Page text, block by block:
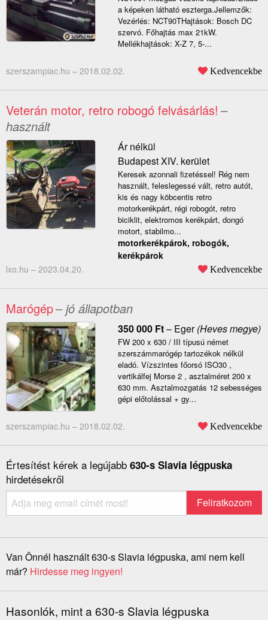
a képeken látható eszterga.Jellemzők:
Vezérlés: NCT90THajtások: Bosch DC
szervó. Főhajtás max 21kW.
Mellékhajtások: X-Z 7, 5-...
szerszampiac.hu – 2018.02.02. Kedvencekbe
Veterán motor, retro robogó felvásárlás! –
használt
Ár nélkül
Budapest XIV. kerület
Keresek azonnali fizetéssel! Rég nem
használt, feleslegessé vált, retro autót,
kis és nagy köbcentis retro
motorkerékpárt, régi robogót, retro
biciklit, elektromos kerékpárt, dongó
motort, stabilmo...
motorkerékpárok, robogók,
kerékpárok
lxo.hu – 2023.04.20. Kedvencekbe
Marógép– jó állapotban
350 000 Ft– Eger(Heves megye)
FW 200 x 630 / III típusú német
szerszámmarógép tartozékok nélkül
eladó. Vízszintes főorsó ISO30 ,
vertikálfej Morse 2 , asztalméret 200 x
630 mm. Asztalmozgatás 12 sebességes
gépi előtolással + gy...
szerszampiac.hu – 2018.02.02. Kedvencekbe
Értesítést kérek a legújabb 630-s Slavia légpuska
hirdetésekről
Van Önnél használt 630-s Slavia légpuska, ami nem kell
már? Hirdesse meg ingyen!
Hasonlók, mint a 630-s Slavia légpuska